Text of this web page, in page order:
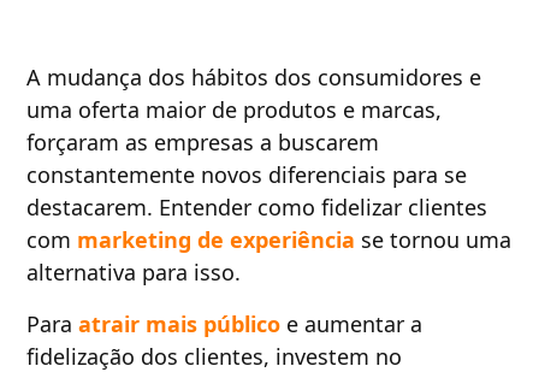
A mudança dos hábitos dos consumidores e
uma oferta maior de produtos e marcas,
forçaram as empresas a buscarem
constantemente novos diferenciais para se
destacarem. Entender como fidelizar clientes
com marketing de experiência se tornou uma
alternativa para isso.
Paraatrair mais público e aumentar a
fidelização dos clientes, investem no